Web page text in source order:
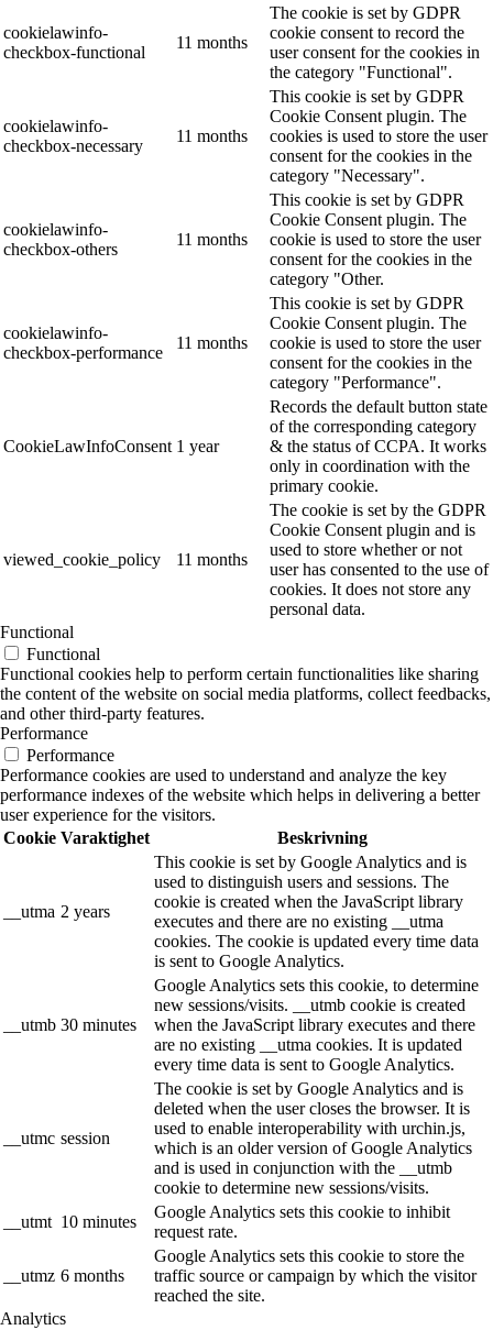
cookielawinfo-
checkbox-functional
11 months
The cookie is set by GDPR
cookie consent to record the
user consent for the cookies in
the category "Functional".
cookielawinfo-
checkbox-necessary
11 months
This cookie is set by GDPR
Cookie Consent plugin. The
cookies is used to store the user
consent for the cookies in the
category "Necessary".
cookielawinfo-
checkbox-others
11 months
This cookie is set by GDPR
Cookie Consent plugin. The
cookie is used to store the user
consent for the cookies in the
category "Other.
cookielawinfo-
checkbox-performance
11 months
This cookie is set by GDPR
Cookie Consent plugin. The
cookie is used to store the user
consent for the cookies in the
category "Performance".
CookieLawInfoConsent 1 year
Records the default button state
of the corresponding category
& the status of CCPA. It works
only in coordination with the
primary cookie.
viewed_cookie_policy 11 months
The cookie is set by the GDPR
Cookie Consent plugin and is
used to store whether or not
user has consented to the use of
cookies. It does not store any
personal data.
Functional
Functional
Functional cookies help to perform certain functionalities like sharing
the content of the website on social media platforms, collect feedbacks,
and other third-party features.
Performance
Performance
Performance cookies are used to understand and analyze the key
performance indexes of the website which helps in delivering a better
user experience for the visitors.
Cookie Varaktighet Beskrivning
__utma 2 years
This cookie is set by Google Analytics and is
used to distinguish users and sessions. The
cookie is created when the JavaScript library
executes and there are no existing __utma
cookies. The cookie is updated every time data
is sent to Google Analytics.
__utmb 30 minutes
Google Analytics sets this cookie, to determine
new sessions/visits. __utmb cookie is created
when the JavaScript library executes and there
are no existing __utma cookies. It is updated
every time data is sent to Google Analytics.
__utmc session
The cookie is set by Google Analytics and is
deleted when the user closes the browser. It is
used to enable interoperability with urchin.js,
which is an older version of Google Analytics
and is used in conjunction with the __utmb
cookie to determine new sessions/visits.
__utmt 10 minutes
Google Analytics sets this cookie to inhibit
request rate.
__utmz 6 months
Google Analytics sets this cookie to store the
traffic source or campaign by which the visitor
reached the site.
Analytics